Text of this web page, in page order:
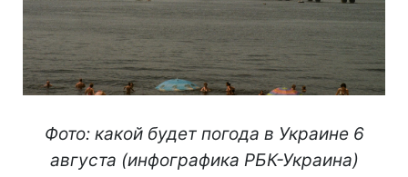
Фото: какой будет погода в Украине 6
августа (инфографика РБК-Украина)